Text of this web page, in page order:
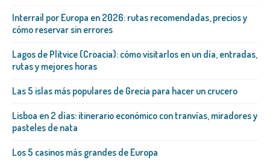
Interrail por Europa en 2026: rutas recomendadas, precios y
cómo reservar sin errores
Lagos de Plitvice (Croacia): cómo visitarlos en un día, entradas,
rutas y mejores horas
Las 5 islas más populares de Grecia para hacer un crucero
Lisboa en 2 días: itinerario económico con tranvías, miradores y
pasteles de nata
Los 5 casinos más grandes de Europa